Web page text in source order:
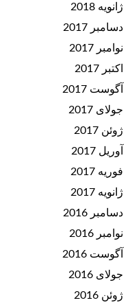
ژانویه 2018
دسامبر 2017
نوامبر 2017
اکتبر 2017
آگوست 2017
جولای 2017
ژوئن 2017
آوریل 2017
فوریه 2017
ژانویه 2017
دسامبر 2016
نوامبر 2016
آگوست 2016
جولای 2016
ژوئن 2016